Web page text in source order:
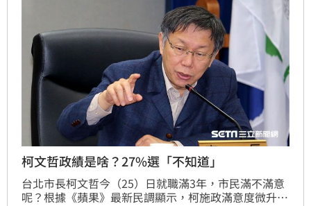
柯文哲政績是啥？27%選「不知道」
台北市長柯文哲今（25）日就職滿3年，市民滿不滿意
呢？根據《蘋果》最新民調顯示，柯施政滿意度微升到